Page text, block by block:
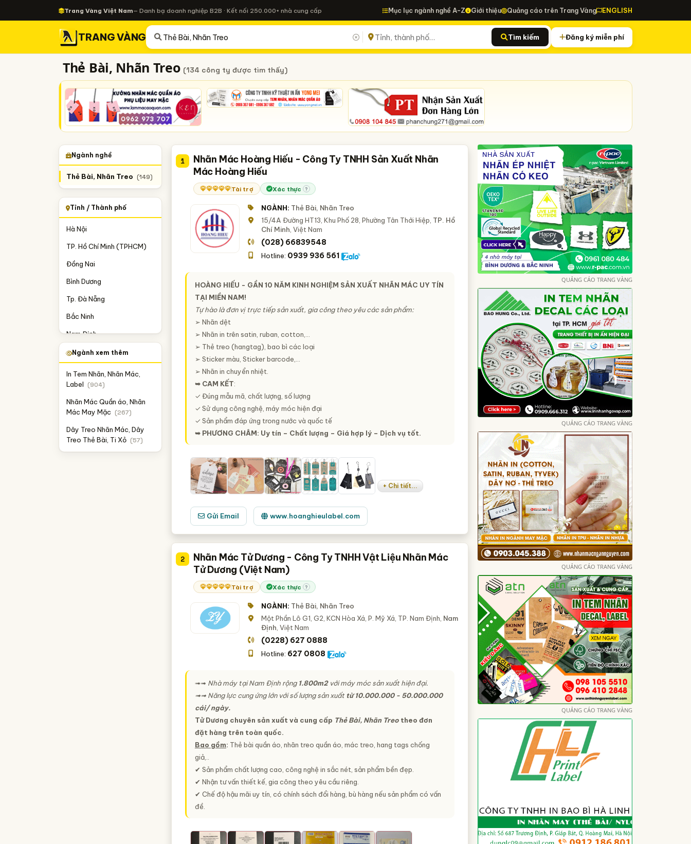
Trang Vàng Việt Nam— Danh bạ doanh nghiệp B2B · Kết nối 250.000+ nhà cung cấp Mục lục ngành nghề A-Z Giới thiệu Quảng cáo trên Trang Vàng ENGLISH
TRANG VÀNG Tìm kiếm Đăng ký miễn phí
Thẻ Bài, Nhãn Treo (134 công ty được tìm thấy)
Ngành nghề
Thẻ Bài, Nhãn Treo (149)
Tỉnh / Thành phố
Hà Nội
TP. Hồ Chí Minh (TPHCM)
Đồng Nai
Bình Dương
Tp. Đà Nẵng
Bắc Ninh
Nam Định
Hải Dương
Ngành xem thêm
In Tem Nhãn, Nhãn Mác,
Label (904)
Nhãn Mác Quần áo, Nhãn
Mác May Mặc (267)
Dây Treo Nhãn Mác, Dây
Treo Thẻ Bài, Ti Xỏ (57)
1
Nhãn Mác Hoàng Hiếu - Công Ty TNHH Sản Xuất Nhãn
Mác Hoàng Hiếu
Tài trợ Xác thực ?
NGÀNH: Thẻ Bài, Nhãn Treo
15/4A Đường HT13, Khu Phố 28, Phường Tân Thới Hiệp, TP. Hồ
Chí Minh , Việt Nam
(028) 66839548
Hotline: 0939 936 561
HOÀNG HIẾU - GẦN 10 NĂM KINH NGHIỆM SẢN XUẤT NHÃN MÁC UY TÍN
TẠI MIỀN NAM!
Tự hào là đơn vị trực tiếp sản xuất, gia công theo yêu các sản phẩm:
➢ Nhãn dệt
➢ Nhãn in trên satin, ruban, cotton,…
➢ Thẻ treo (hangtag), bao bì các loại
➢ Sticker màu, Sticker barcode,…
➢ Nhãn in chuyển nhiệt.
➥ CAM KẾT:
✓ Đúng mẫu mã, chất lượng, số lượng
✓ Sử dụng công nghệ, máy móc hiện đại
✓ Sản phẩm đáp ứng trong nước và quốc tế
➥ PHƯƠNG CHÂM: Uy tín – Chất lượng – Giá hợp lý – Dịch vụ tốt.
+ Chi tiết...
Gửi Email www.hoanghieulabel.com
2
Nhãn Mác Tử Dương - Công Ty TNHH Vật Liệu Nhãn Mác
Tử Dương (Việt Nam)
Tài trợ Xác thực ?
NGÀNH: Thẻ Bài, Nhãn Treo
Một Phần Lô G1, G2, KCN Hòa Xá, P. Mỹ Xá, TP. Nam Định, Nam
Định , Việt Nam
(0228) 627 0888
Hotline: 627 0808
➟➟ Nhà máy tại Nam Định rộng 1.800m2với máy móc sản xuất hiện đại.
➟➟ Năng lực cung ứng lớn với số lượng sản xuấttừ 10.000.000 - 50.000.000
cái/ ngày.
Tử Dương chuyên sản xuất và cung cấp Thẻ Bài, Nhãn Treotheo đơn
đặt hàng trên toàn quốc.
Bao gồm: Thẻ bài quần áo, nhãn treo quần áo, mác treo, hang tags chống
giả,..
✔ Sản phẩm chất lượng cao, công nghệ in sắc nét, sản phẩm bền đẹp.
✔ Nhận tư vấn thiết kế, gia công theo yêu cầu riêng.
✔ Chế độ hậu mãi uy tín, có chính sách đổi hàng, bù hàng nếu sản phẩm có vấn
đề.
QUẢNG CÁO TRANG VÀNG
QUẢNG CÁO TRANG VÀNG
QUẢNG CÁO TRANG VÀNG
QUẢNG CÁO TRANG VÀNG